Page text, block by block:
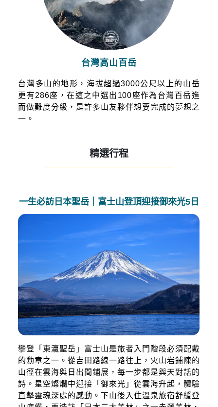
台灣高山百岳
台灣多山的地形，海拔超過3000公尺以上的山岳
更有286座，在這之中選出100座作為台灣百岳進
而做難度分級，是許多山友夥伴想要完成的夢想之
一。
精選行程
——————————————————————
一生必訪日本聖岳｜富士山登頂迎接御來光5日
攀登「東瀛聖岳」富士山是旅者入門階段必須配戴
的勳章之一。從吉田路線一路往上，火山岩鋪陳的
山徑在雲海與日出間鋪展，每一步都是與天對話的
詩。星空燦爛中迎接「御來光」從雲海升起，體驗
直擊靈魂深處的感動。下山後入住溫泉旅宿舒緩登